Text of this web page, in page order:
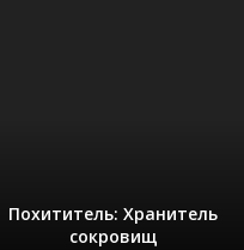
Похититель: Хранитель
сокровищ